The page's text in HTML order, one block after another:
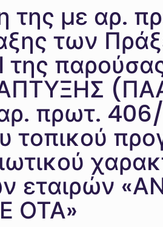
της με αρ.
των
της
αρ. πρωτ.
τοπικού
εταιρών
ΟΤΑ»